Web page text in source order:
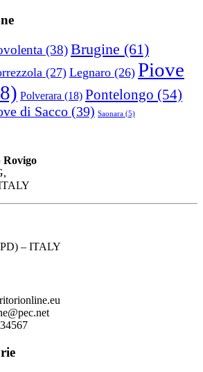
(38)Brugine (61)
(27) Legnaro (26) Piove
Polverara (18) Pontelongo (54)
di Sacco (39) Saonara (5)
Rovigo
– ITALY